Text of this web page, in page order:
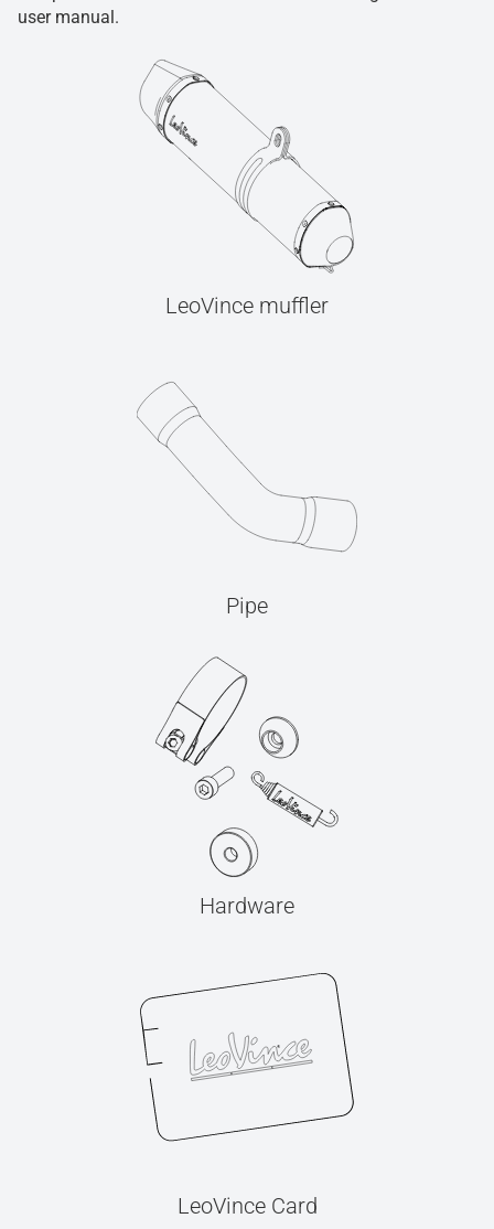
user manual.
LeoVince muffler
Pipe
Hardware
LeoVince Card